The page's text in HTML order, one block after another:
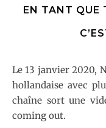
EN TANT QUE
Le 13 janvier 2020, Nikkie Tutorials, Youtubeuse beauté
hollandaise avec
chaîne sort une
coming out.